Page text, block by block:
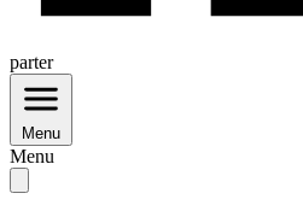
parter
Menu
Menu